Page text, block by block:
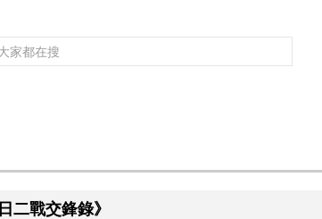
二戰交鋒錄》